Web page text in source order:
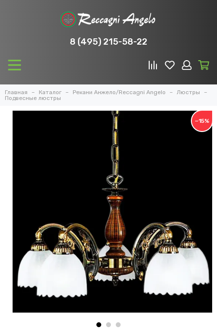
8 (495) 215-58-22
Главная Каталог Рекани Анжело/Reccagni Angelo
Люстры
Подвесные люстры
−15%